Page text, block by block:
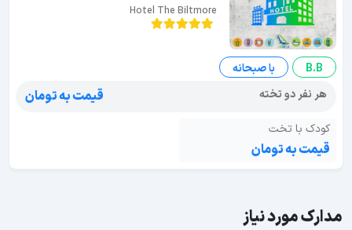
Hotel The Biltmore
B.B
با صبحانه
هر نفر دو تخته
قیمت به تومان
کودک با تخت
قیمت به تومان
مدارک مورد نیاز